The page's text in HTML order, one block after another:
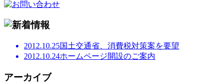
2012.10.25国土交通省、消費税対策案を要望
2012.10.24ホームページ開設のご案内
アーカイブ